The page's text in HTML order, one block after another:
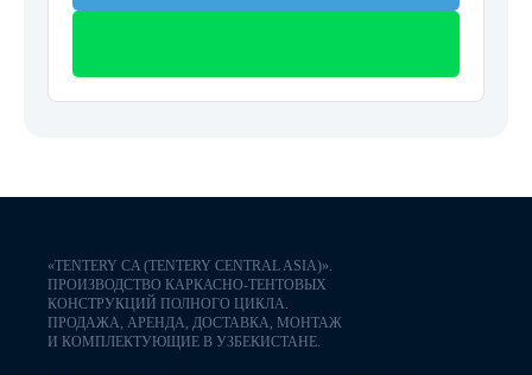
«TENTERY CA (TENTERY CENTRAL ASIA)».
ПРОИЗВОДСТВО КАРКАСНО-ТЕНТОВЫХ
КОНСТРУКЦИЙ ПОЛНОГО ЦИКЛА.
ПРОДАЖА, АРЕНДА, ДОСТАВКА, МОНТАЖ
И КОМПЛЕКТУЮЩИЕ В УЗБЕКИСТАНЕ.